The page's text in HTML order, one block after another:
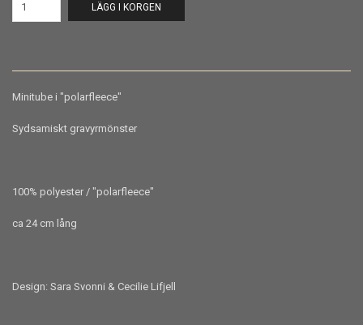
LÄGG I KORGEN
Minitube i "polarfleece"
Sydsamiskt gravyrmönster
100% polyester / "polarfleece"
ca 24 cm lång
Design: Sara Svonni & Cecilie Lifjell